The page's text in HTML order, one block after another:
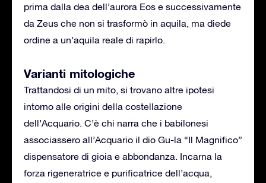
prima dalla dea dell’aurora Eos e successivamente
da Zeus che non si trasformò in aquila, ma diede
ordine a un’aquila reale di rapirlo.
Varianti mitologiche
Trattandosi di un mito, si trovano altre ipotesi
intorno alle origini della costellazione
dell’Acquario. C’è chi narra che i babilonesi
associassero all’Acquario il dio Gu-la “Il Magnifico”
dispensatore di gioia e abbondanza. Incarna la
forza rigeneratrice e purificatrice dell’acqua,